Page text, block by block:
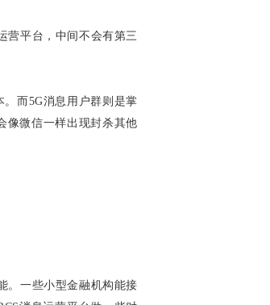
营平台，中间不会有第三
而5G消息用户群则是掌
像微信一样出现封杀其他
。一些小型金融机构能接